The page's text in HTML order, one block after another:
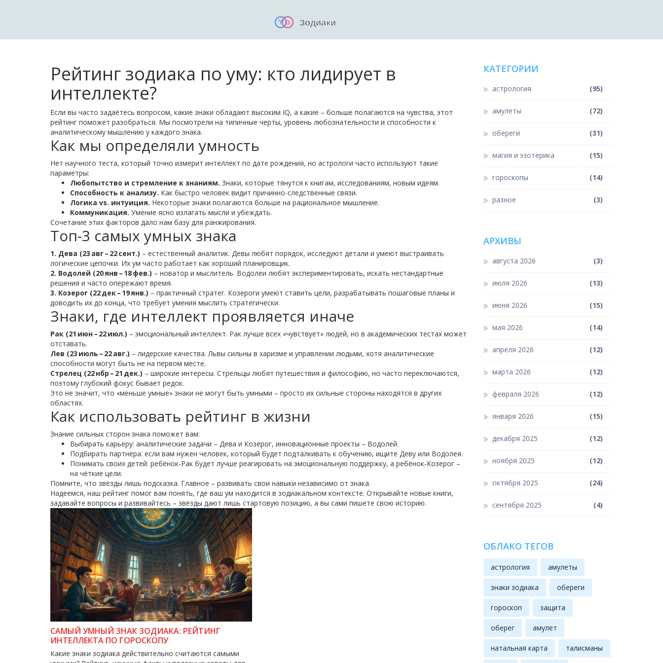
Рейтинг зодиака по уму: кто лидирует в
интеллекте?
Если вы часто задаётесь вопросом, какие знаки обладают высоким IQ, а какие – больше полагаются на чувства, этот
рейтинг поможет разобраться. Мы посмотрели на типичные черты, уровень любознательности и способности к
аналитическому мышлению у каждого знака.
Как мы определяли умность
Нет научного теста, который точно измерит интеллект по дате рождения, но астрологи часто используют такие
параметры:
Любопытство и стремление к знаниям. Знаки, которые тянутся к книгам, исследованиям, новым идеям.
Способность к анализу. Как быстро человек видит причинно-следственные связи.
Логика vs. интуиция. Некоторые знаки полагаются больше на рациональное мышление.
Коммуникация. Умение ясно излагать мысли и убеждать.
Сочетание этих факторов дало нам базу для ранжирования.
Топ-3 самых умных знака
1. Дева (23 авг – 22 сент.) – естественный аналитик. Девы любят порядок, исследуют детали и умеют выстраивать
логические цепочки. Их ум часто работает как хороший планировщик.
2. Водолей (20 янв – 18 фев.) – новатор и мыслитель. Водолеи любят экспериментировать, искать нестандартные
решения и часто опережают время.
3. Козерог (22 дек – 19 янв.) – практичный стратег. Козероги умеют ставить цели, разрабатывать пошаговые планы и
доводить их до конца, что требует умения мыслить стратегически.
Знаки, где интеллект проявляется иначе
Рак (21 июн – 22 июл.) – эмоциональный интеллект. Рак лучше всех «чувствует» людей, но в академических тестах может
отставать.
Лев (23 июль – 22 авг.) – лидерские качества. Львы сильны в харизме и управлении людьми, хотя аналитические
способности могут быть не на первом месте.
Стрелец (22 нбр – 21 дек.) – широкие интересы. Стрельцы любят путешествия и философию, но часто переключаются,
поэтому глубокий фокус бывает редок.
Это не значит, что «меньше умные» знаки не могут быть умными – просто их сильные стороны находятся в других
областях.
Как использовать рейтинг в жизни
Знание сильных сторон знака поможет вам:
Выбирать карьеру: аналитические задачи – Дева и Козерог, инновационные проекты – Водолей.
Подбирать партнёра: если вам нужен человек, который будет подталкивать к обучению, ищите Деву или Водолея.
Понимать своих детей: ребёнок‑Рак будет лучше реагировать на эмоциональную поддержку, а ребёнок‑Козерог –
на чёткие цели.
Помните, что звёзды лишь подсказка. Главное – развивать свои навыки независимо от знака.
Надеемся, наш рейтинг помог вам понять, где ваш ум находится в зодиакальном контексте. Открывайте новые книги,
задавайте вопросы и развивайтесь – звёзды дают лишь стартовую позицию, а вы сами пишете свою историю.
САМЫЙ УМНЫЙ ЗНАК ЗОДИАКА: РЕЙТИНГ
ИНТЕЛЛЕКТА ПО ГОРОСКОПУ
Какие знаки зодиака действительно считаются самыми
КАТЕГОРИИ
астрология (95)
амулеты (72)
обереги (31)
магия и эзотерика (15)
гороскопы (14)
разное (3)
АРХИВЫ
августа 2026 (3)
июля 2026 (13)
июня 2026 (15)
мая 2026 (14)
апреля 2026 (12)
марта 2026 (12)
февраля 2026 (12)
января 2026 (15)
декабря 2025 (12)
ноября 2025 (12)
октября 2025 (24)
сентября 2025 (4)
ОБЛАКО ТЕГОВ
астрология амулеты
знаки зодиака обереги
гороскоп защита
оберег амулет
натальная карта талисманы